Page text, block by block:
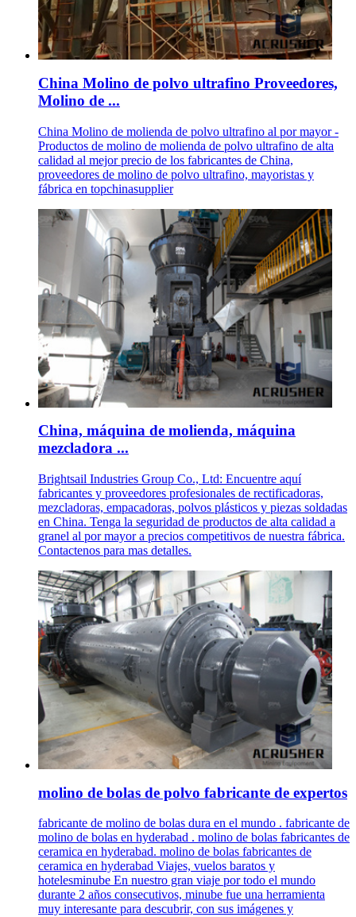
China Molino de polvo ultrafino Proveedores,
Molino de ...
China Molino de molienda de polvo ultrafino al por mayor -
Productos de molino de molienda de polvo ultrafino de alta
calidad al mejor precio de los fabricantes de China,
proveedores de molino de polvo ultrafino, mayoristas y
fábrica en topchinasupplier
China, máquina de molienda, máquina
mezcladora ...
Brightsail Industries Group Co., Ltd: Encuentre aquí
fabricantes y proveedores profesionales de rectificadoras,
mezcladoras, empacadoras, polvos plásticos y piezas soldadas
en China. Tenga la seguridad de productos de alta calidad a
granel al por mayor a precios competitivos de nuestra fábrica.
Contactenos para mas detalles.
molino de bolas de polvo fabricante de expertos
fabricante de molino de bolas dura en el mundo . fabricante de
molino de bolas en hyderabad . molino de bolas fabricantes de
ceramica en hyderabad. molino de bolas fabricantes de
ceramica en hyderabad Viajes, vuelos baratos y
hotelesminube En nuestro gran viaje por todo el mundo
durante 2 años consecutivos, minube fue una herramienta
muy interesante para descubrir, con sus imágenes y